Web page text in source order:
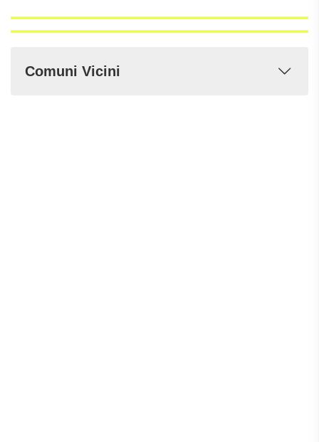
Comuni Vicini